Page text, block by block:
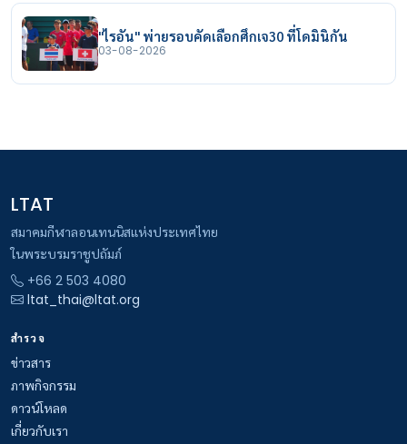
"ไรอัน" พ่ายรอบคัดเลือกศึกเจ30 ที่โดมินิกัน
03-08-2026
LTAT
สมาคมกีฬาลอนเทนนิสแห่งประเทศไทย
ในพระบรมราชูปถัมภ์
+66 2 503 4080
ltat_thai@ltat.org
สำรวจ
ข่าวสาร
ภาพกิจกรรม
ดาวน์โหลด
เกี่ยวกับเรา